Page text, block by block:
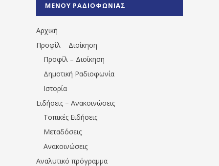
1531194763766854/" artist="" ]
ΜΕΝΟΥ ΡΑΔΙΟΦΩΝΙΑΣ
Αρχική
Προφίλ – Διοίκηση
Προφίλ – Διοίκηση
Δημοτική Ραδιοφωνία
Ιστορία
Ειδήσεις – Ανακοινώσεις
Τοπικές Ειδήσεις
Μεταδόσεις
Ανακοινώσεις
Αναλυτικό πρόγραμμα